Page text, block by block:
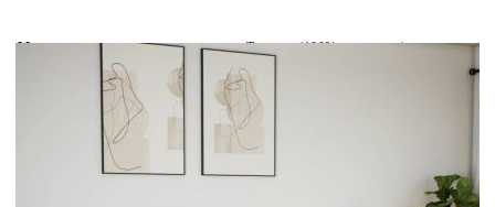
Материал:
Текстил (100% полиестер)
8721102743177
55 см
Материал на пълнежа:
Пяна
Дължина на захранващия кабел:
30 м